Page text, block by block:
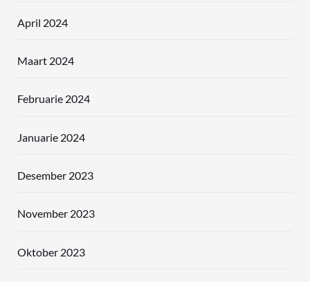
April 2024
Maart 2024
Februarie 2024
Januarie 2024
Desember 2023
November 2023
Oktober 2023